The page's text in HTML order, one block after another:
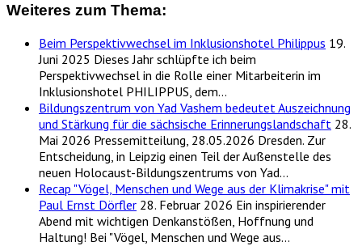
Weiteres zum Thema:
Beim Perspektivwechsel im Inklusionshotel Philippus 19.
Juni 2025 Dieses Jahr schlüpfte ich beim
Perspektivwechsel in die Rolle einer Mitarbeiterin im
Inklusionshotel PHILIPPUS, dem…
Bildungszentrum von Yad Vashem bedeutet Auszeichnung
und Stärkung für die sächsische Erinnerungslandschaft 28.
Mai 2026 Pressemitteilung, 28.05.2026 Dresden. Zur
Entscheidung, in Leipzig einen Teil der Außenstelle des
neuen Holocaust-Bildungszentrums von Yad…
Recap "Vögel, Menschen und Wege aus der Klimakrise" mit
Paul Ernst Dörfler 28. Februar 2026 Ein inspirierender
Abend mit wichtigen Denkanstößen, Hoffnung und
Haltung! Bei "Vögel, Menschen und Wege aus…